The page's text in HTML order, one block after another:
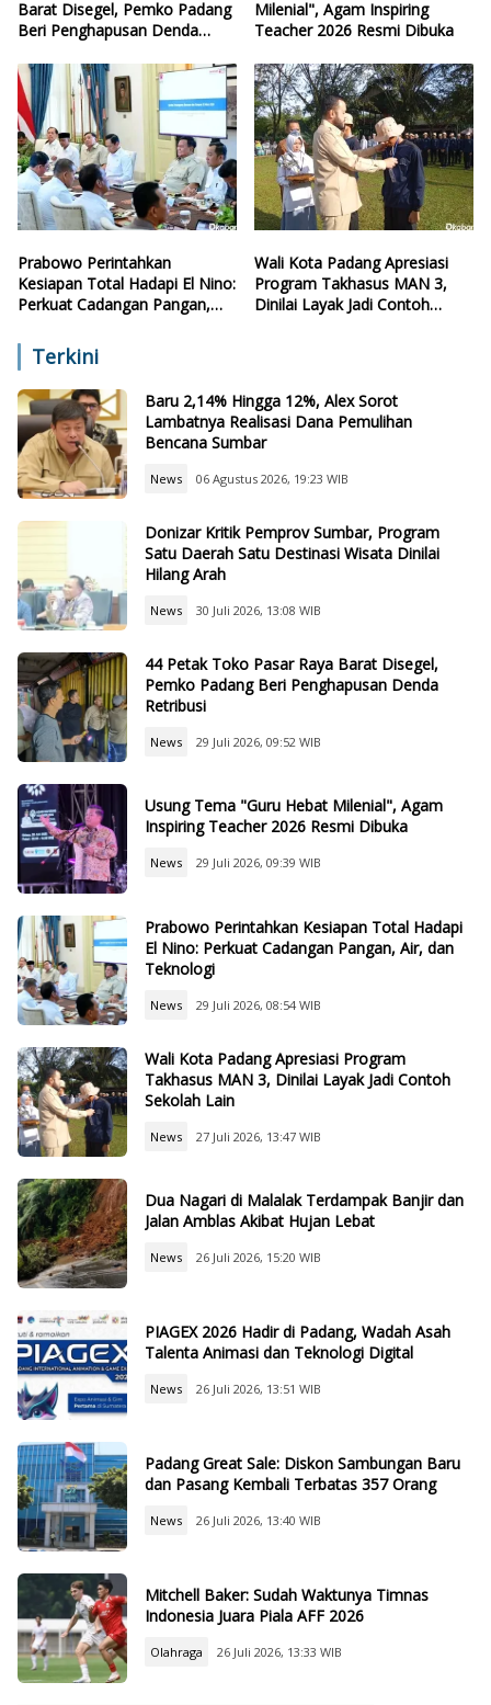
Barat Disegel, Pemko Padang
Beri Penghapusan Denda
Milenial", Agam Inspiring
Teacher 2026 Resmi Dibuka
Prabowo Perintahkan
Kesiapan Total Hadapi El Nino:
Perkuat Cadangan Pangan,
Wali Kota Padang Apresiasi
Program Takhasus MAN 3,
Dinilai Layak Jadi Contoh
Terkini
Baru 2,14% Hingga 12%, Alex Sorot
Lambatnya Realisasi Dana Pemulihan
Bencana Sumbar
News 06 Agustus 2026, 19:23 WIB
Donizar Kritik Pemprov Sumbar, Program
Satu Daerah Satu Destinasi Wisata Dinilai
Hilang Arah
News 30 Juli 2026, 13:08 WIB
44 Petak Toko Pasar Raya Barat Disegel,
Pemko Padang Beri Penghapusan Denda
Retribusi
News 29 Juli 2026, 09:52 WIB
Usung Tema "Guru Hebat Milenial", Agam
Inspiring Teacher 2026 Resmi Dibuka
News 29 Juli 2026, 09:39 WIB
Prabowo Perintahkan Kesiapan Total Hadapi
El Nino: Perkuat Cadangan Pangan, Air, dan
Teknologi
News 29 Juli 2026, 08:54 WIB
Wali Kota Padang Apresiasi Program
Takhasus MAN 3, Dinilai Layak Jadi Contoh
Sekolah Lain
News 27 Juli 2026, 13:47 WIB
Dua Nagari di Malalak Terdampak Banjir dan
Jalan Amblas Akibat Hujan Lebat
News 26 Juli 2026, 15:20 WIB
PIAGEX 2026 Hadir di Padang, Wadah Asah
Talenta Animasi dan Teknologi Digital
News 26 Juli 2026, 13:51 WIB
Padang Great Sale: Diskon Sambungan Baru
dan Pasang Kembali Terbatas 357 Orang
News 26 Juli 2026, 13:40 WIB
Mitchell Baker: Sudah Waktunya Timnas
Indonesia Juara Piala AFF 2026
Olahraga 26 Juli 2026, 13:33 WIB